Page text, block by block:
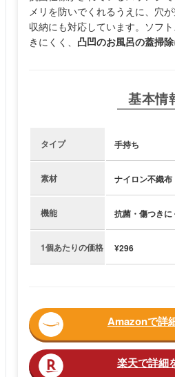
メリを防いでくれるうえに、穴
収納にも対応しています。ソフ
きにくく、 凸凹のお風呂の蓋掃除
基本情
タイプ 手持ち
素材 ナイロン不織
機能 抗菌・傷つきに
1個あたりの価格 ¥296
Amazonで詳
楽天で詳細